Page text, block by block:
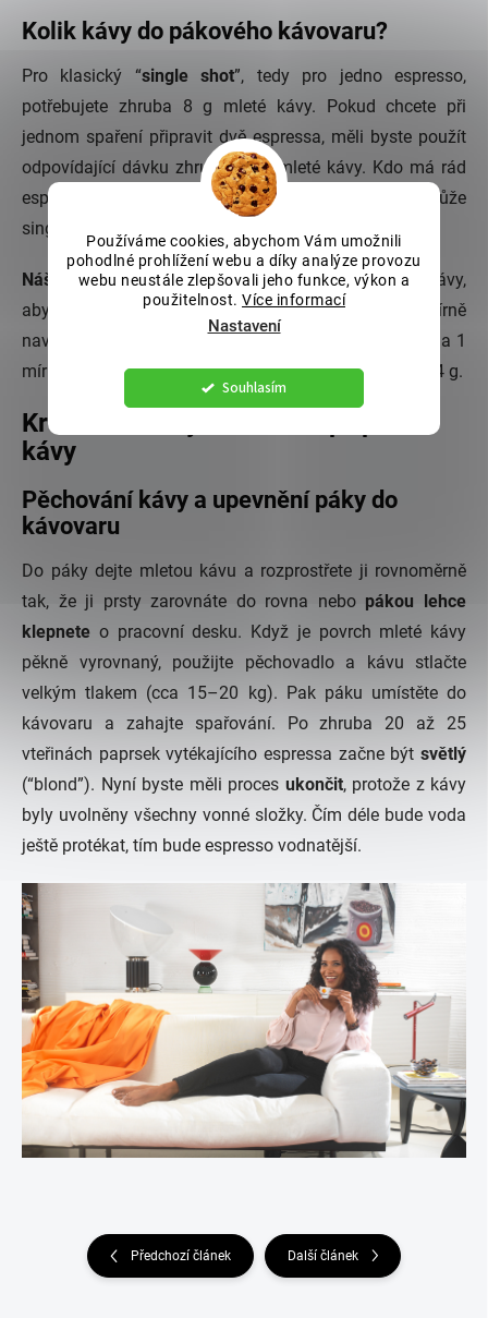
Používáme cookies, abychom Vám umožnili
pohodlné prohlížení webu a díky analýze provozu
webu neustále zlepšovali jeho funkce, výkon a
použitelnost. Více informací
Nastavení
Souhlasím
Kolik kávy do pákového kávovaru?
Pro klasický “single shot”, tedy pro jedno espresso,
potřebujete zhruba 8 g mleté kávy. Pokud chcete při
jednom spaření připravit dvě espressa, měli byste použít
odpovídající dávku zhruba 16 g mleté kávy. Kdo má rád
espresso nebo caffè crema opravdu pořádně silné, může
single shot připravit i ze 16 g mleté kávy.
Náš tip:Několikrát vyzkoušejte různé množství kávy,
abyste našli dávku, která Vám přesně vyhovuje. 1 mírně
navršená polévková lžíce mleté kávy odpovídá 7–9 g a 1
mírně navršená čajová lžička mleté kávy odpovídá 3–4 g.
Krok 4: Pákový kávovar – příprava
kávy
Pěchování kávy a upevnění páky do
kávovaru
Do páky dejte mletou kávu a rozprostřete ji rovnoměrně
tak, že ji prsty zarovnáte do rovna nebo pákou lehce
klepnete o pracovní desku. Když je povrch mleté kávy
pěkně vyrovnaný, použijte pěchovadlo a kávu stlačte
velkým tlakem (cca 15–20 kg). Pak páku umístěte do
kávovaru a zahajte spařování. Po zhruba 20 až 25
vteřinách paprsek vytékajícího espressa začne být světlý
(“blond”). Nyní byste měli proces ukončit, protože z kávy
byly uvolněny všechny vonné složky. Čím déle bude voda
ještě protékat, tím bude espresso vodnatější.
Předchozí článek Další článek